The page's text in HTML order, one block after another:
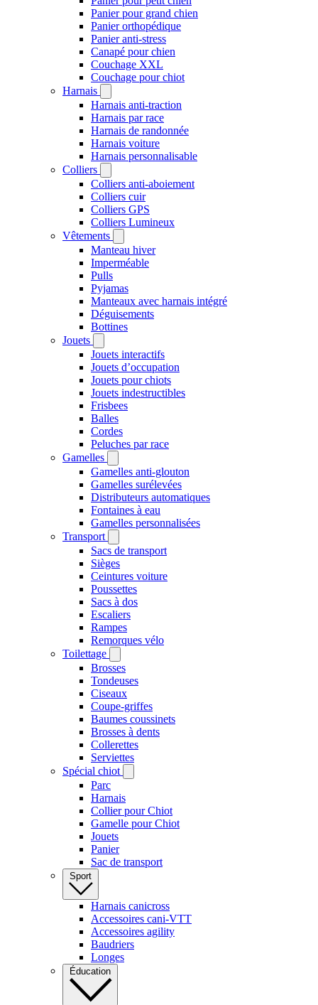
Panier pour grand chien
Panier orthopédique
Panier anti-stress
Canapé pour chien
Couchage XXL
Couchage pour chiot
Harnais
Harnais anti-traction
Harnais par race
Harnais de randonnée
Harnais voiture
Harnais personnalisable
Colliers
Colliers anti-aboiement
Colliers cuir
Colliers GPS
Colliers Lumineux
Vêtements
Manteau hiver
Imperméable
Pulls
Pyjamas
Manteaux avec harnais intégré
Déguisements
Bottines
Jouets
Jouets interactifs
Jouets d’occupation
Jouets pour chiots
Jouets indestructibles
Frisbees
Balles
Cordes
Peluches par race
Gamelles
Gamelles anti-glouton
Gamelles surélevées
Distributeurs automatiques
Fontaines à eau
Gamelles personnalisées
Transport
Sacs de transport
Sièges
Ceintures voiture
Poussettes
Sacs à dos
Escaliers
Rampes
Remorques vélo
Toilettage
Brosses
Tondeuses
Ciseaux
Coupe-griffes
Baumes coussinets
Brosses à dents
Collerettes
Serviettes
Spécial chiot
Parc
Harnais
Collier pour Chiot
Gamelle pour Chiot
Jouets
Panier
Sac de transport
Sport
Harnais canicross
Accessoires cani-VTT
Accessoires agility
Baudriers
Longes
Éducation